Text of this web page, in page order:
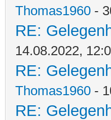
Thomas1960 -
RE:
14.08.2022,
RE:
Thomas1960 -
RE: